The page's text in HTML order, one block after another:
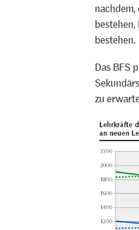
bestehen.
Das BFS
zu